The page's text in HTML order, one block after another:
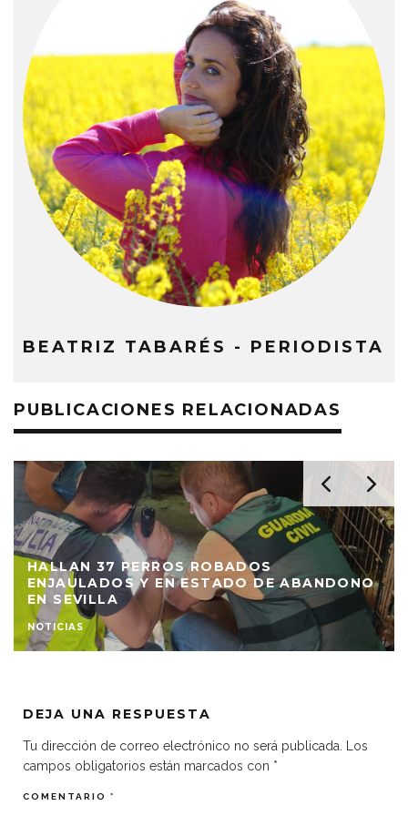
BEATRIZ TABARÉS - PERIODISTA
PUBLICACIONES RELACIONADAS
HALLAN 37 PERROS ROBADOS
ENJAULADOS Y EN ESTADO DE ABANDONO
EN SEVILLA
NOTICIAS
DEJA UNA RESPUESTA
Tu dirección de correo electrónico no será publicada.
Los
campos obligatorios están marcados con *
COMENTARIO *